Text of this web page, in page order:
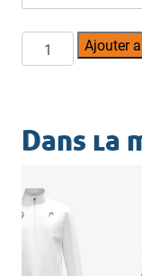
quantité
de
débardeur
+
TCE
HEAD
(dames)
Ajouter
Dans la